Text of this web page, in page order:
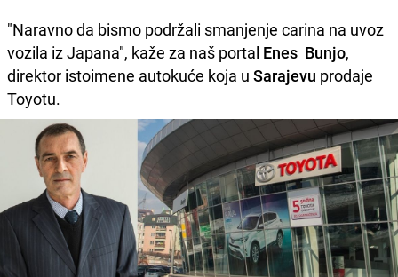
"Naravno da bismo podržali smanjenje carina na uvoz
vozila iz Japana", kaže za naš portal Enes Bunjo,
direktor istoimene autokuće koja u Sarajevu prodaje
Toyotu.